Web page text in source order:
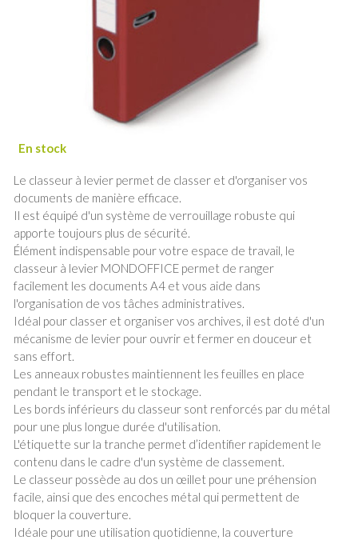
Le classeur à levier permet de classer et d'organiser vos
documents de manière efficace.
Il est équipé d'un système de verrouillage robuste qui
apporte toujours plus de sécurité.
Élément indispensable pour votre espace de travail, le
classeur à levier MONDOFFICE permet de ranger
facilement les documents A4 et vous aide dans
l'organisation de vos tâches administratives.
Idéal pour classer et organiser vos archives, il est doté d'un
mécanisme de levier pour ouvrir et fermer en douceur et
sans effort.
Les anneaux robustes maintiennent les feuilles en place
pendant le transport et le stockage.
Les bords inférieurs du classeur sont renforcés par du métal
pour une plus longue durée d'utilisation.
L'étiquette sur la tranche permet d’identifier rapidement le
contenu dans le cadre d'un système de classement.
Le classeur possède au dos un œillet pour une préhension
facile, ainsi que des encoches métal qui permettent de
bloquer la couverture.
Idéale pour une utilisation quotidienne, la couverture